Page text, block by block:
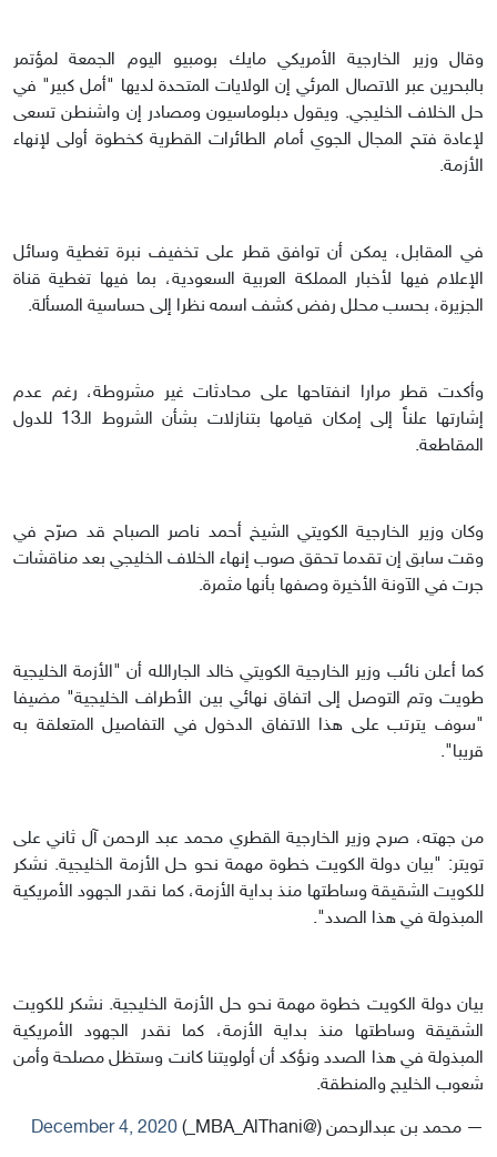
وقال وزير الخارجية الأمريكي مايك بومبيو اليوم الجمعة لمؤتمر
بالبحرين عبر الاتصال المرئي إن الولايات المتحدة لديها "أمل كبير" في
حل الخلاف الخليجي. ويقول دبلوماسيون ومصادر إن واشنطن تسعى
لإعادة فتح المجال الجوي أمام الطائرات القطرية كخطوة أولى لإنهاء
الأزمة.
في المقابل، يمكن أن توافق قطر على تخفيف نبرة تغطية وسائل
الإعلام فيها لأخبار المملكة العربية السعودية، بما فيها تغطية قناة
الجزيرة، بحسب محلل رفض كشف اسمه نظرا إلى حساسية المسألة.
وأكدت قطر مرارا انفتاحها على محادثات غير مشروطة، رغم عدم
إشارتها علناً إلى إمكان قيامها بتنازلات بشأن الشروط الـ13 للدول
المقاطعة.
وكان وزير الخارجية الكويتي الشيخ أحمد ناصر الصباح قد صرّح في
وقت سابق إن تقدما تحقق صوب إنهاء الخلاف الخليجي بعد مناقشات
جرت في الآونة الأخيرة وصفها بأنها مثمرة.
كما أعلن نائب وزير الخارجية الكويتي خالد الجارالله أن "الأزمة الخليجية
طويت وتم التوصل إلى اتفاق نهائي بين الأطراف الخليجية" مضيفا
"سوف يترتب على هذا الاتفاق الدخول في التفاصيل المتعلقة به
قريبا".
من جهته، صرح وزير الخارجية القطري محمد عبد الرحمن آل ثاني على
تويتر: "بيان دولة الكويت خطوة مهمة نحو حل الأزمة الخليجية. نشكر
للكويت الشقيقة وساطتها منذ بداية الأزمة، كما نقدر الجهود الأمريكية
المبذولة في هذا الصدد".
بيان دولة الكويت خطوة مهمة نحو حل الأزمة الخليجية. نشكر للكويت
الشقيقة وساطتها منذ بداية الأزمة، كما نقدر الجهود الأمريكية
المبذولة في هذا الصدد ونؤكد أن أولويتنا كانت وستظل مصلحة وأمن
شعوب الخليج والمنطقة.
— محمد بن عبدالرحمن (@MBA_AlThani_) December 4, 2020